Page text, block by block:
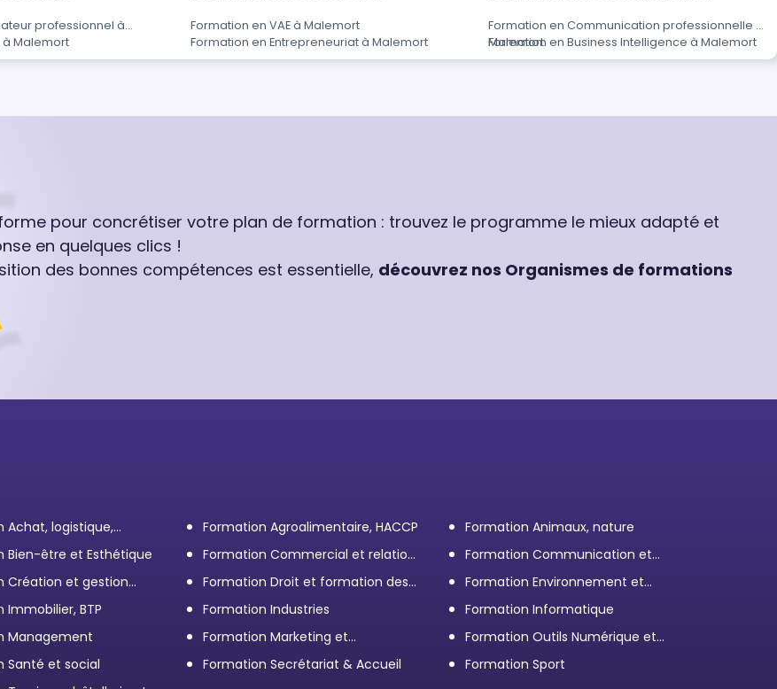
professionnel à
Formation en VAE à Malemort
Formation en Communication professionnelle à
Malemort
à Malemort Formation en Entrepreneuriat à Malemort Formation en Business Intelligence à Malemort
pour concrétiser votre plan de formation : trouvez le programme le mieux adapté et
en quelques clics !
des bonnes compétences est essentielle, découvrez nos Organismes de formations
Achat, logistique,
Formation Agroalimentaire, HACCP
Formation Animaux, nature
Bien-être et Esthétique
Formation Commercial et relation
client
Formation Communication et
efficacité personnelle et
professionnelle
Création et gestion
Formation Droit et formation des
Élus
Formation Environnement et
démarche RSE
Immobilier, BTP Formation Industries
Formation Informatique
Management
Formation Marketing et
Communication d'entreprise
Formation Outils Numérique et
Bureautique
Santé et social Formation Secrétariat & Accueil
Formation Sport